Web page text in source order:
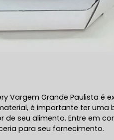
Vargem Grande Paulista é
é importante ter
de seu alimento. Entre em
para seu fornecimento.